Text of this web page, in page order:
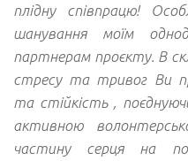
плідну співпрацю!
шанування моїм
партнерам проєкту. В
стресу та тривог Ви
та стійкість ,
активною
частину серця на